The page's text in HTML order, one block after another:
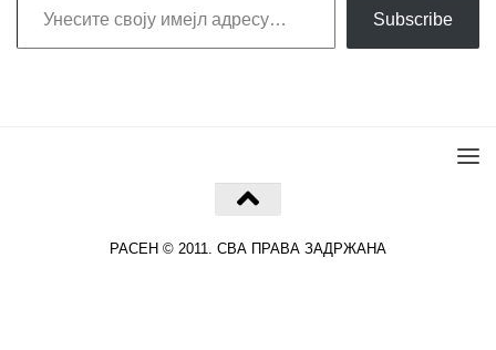
Subscribe
РАСЕН © 2011. СВА ПРАВА ЗАДРЖАНА